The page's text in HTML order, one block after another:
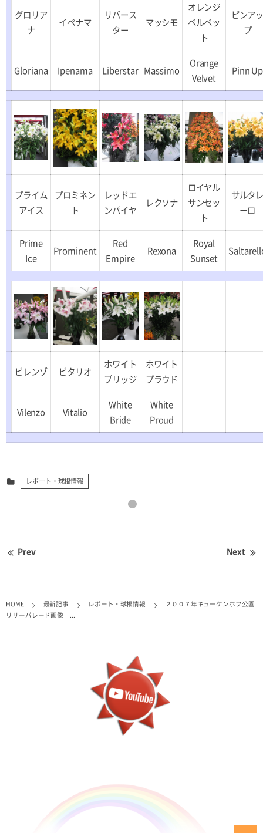
グロリア
ナ
イペナマ
リバース
ター
マッシモ
オレンジ
ベルベッ
ト
ピンア
プ
Gloriana Ipenama Liberstar Massimo
Orange
Velvet
Pinn Up
プライム
アイス
プロミネン
ト
レッドエ
ンパイヤ
レクソナ
ロイヤル
サンセッ
ト
サルタ
ーロ
Prime
Ice
Prominent
Red
Empire
Rexona
Royal
Sunset
ビレンゾ ビタリオ
ホワイト
ブリッジ
ホワイト
プラウド
Vilenzo Vitalio
White
Bride
White
Proud
レポート・球根情報
Prev Next
HOME 最新記事 レポート・球根情報
２００７年キューケンホフ公園
リリーパレード画像 ...